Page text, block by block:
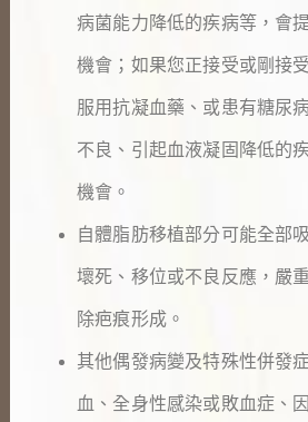
病菌能力降低的疾病等，會
機會；如果您正接受或剛接
服用抗凝血藥、或患有糖尿
不良、引起血液凝固降低的
機會。
自體脂肪移植部分可能全部
壞死、移位或不良反應，嚴
除疤痕形成。
其他偶發病變及特殊性併發
血、全身性感染或敗血症、